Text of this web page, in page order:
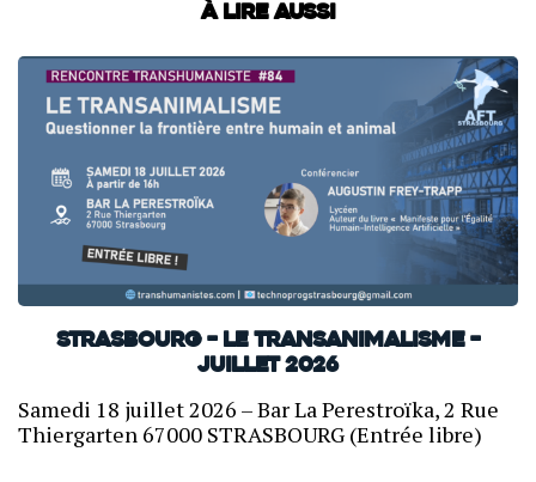
À lire aussi
Strasbourg – Le transanimalisme –
Juillet 2026
Samedi 18 juillet 2026 – Bar La Perestroïka, 2 Rue
Thiergarten 67000 STRASBOURG (Entrée libre)